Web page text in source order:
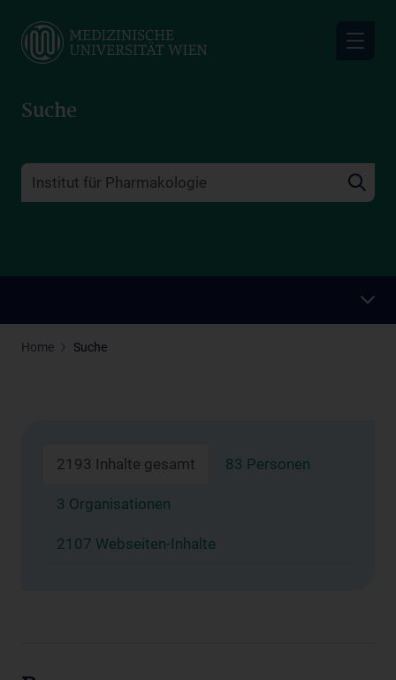
main
Suche
Home Suche
2193 Inhalte gesamt 83 Personen
3 Organisationen
2107 Webseiten-Inhalte